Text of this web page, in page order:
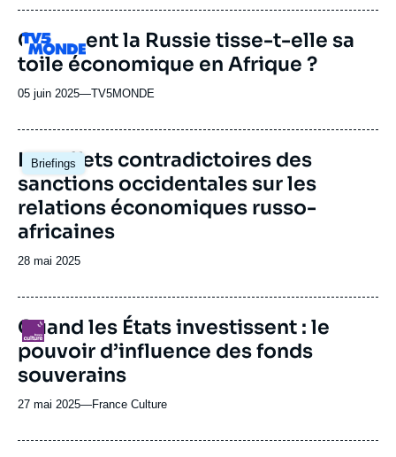
journal,
ou
émission
Logo
Comment la Russie tisse-t-elle sa
toile économique en Afrique ?
05 juin 2025—Nom
journal,
ou
émission
TV5MONDE
Briefings
Image
principale
Les effets contradictoires des
sanctions occidentales sur les
relations économiques russo-
africaines
Date
publication
28 mai 2025
Logo
Quand les États investissent : le
pouvoir d’influence des fonds
souverains
27 mai 2025—Nom
journal,
France Culture